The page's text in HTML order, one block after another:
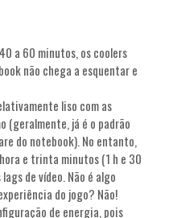
a 60 minutos, os coolers
não chega a esquentar e
liso com as
(geralmente, já é o padrão
do notebook). No entanto,
e trinta minutos (1 h e 30
de vídeo. Não é algo
do jogo? Não!
de energia, pois